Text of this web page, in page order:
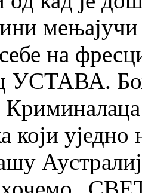
на
УСТАВА.
који уједно